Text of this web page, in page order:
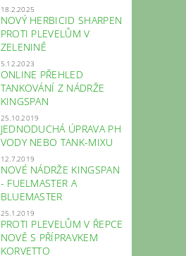
18.2.2025
NOVÝ HERBICID SHARPEN
PROTI PLEVELŮM V
ZELENINĚ
5.12.2023
ONLINE PŘEHLED
TANKOVÁNÍ Z NÁDRŽE
KINGSPAN
25.10.2019
JEDNODUCHÁ ÚPRAVA PH
VODY NEBO TANK-MIXU
12.7.2019
NOVÉ NÁDRŽE KINGSPAN
- FUELMASTER A
BLUEMASTER
25.1.2019
PROTI PLEVELŮM V ŘEPCE
NOVĚ S PŘÍPRAVKEM
KORVETTO